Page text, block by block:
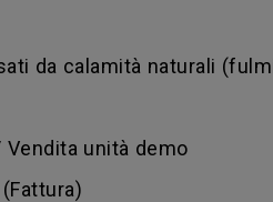
da calamità naturali
unità demo